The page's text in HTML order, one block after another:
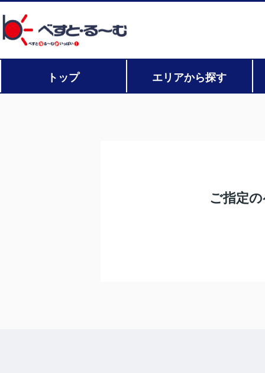
トップ エリアから探す
ご指定